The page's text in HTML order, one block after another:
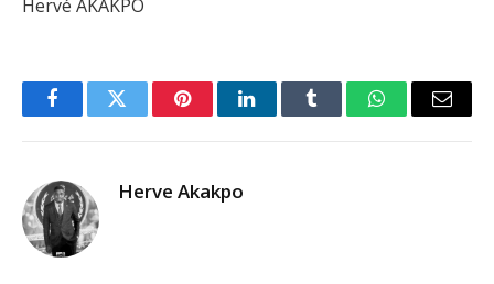
Hervé AKAKPO
FacebookTwitter PinterestLinkedInTumblr WhatsAppEmail
Herve Akakpo